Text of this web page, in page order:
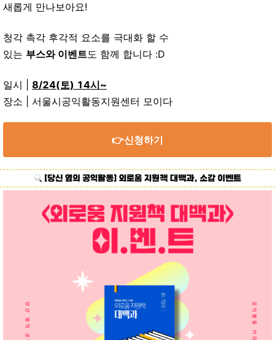
새롭게 만나보아요!
청각 촉각 후각적 요소를 극대화 할 수
있는 부스와 이벤트도 함께 합니다 :D
일시 | 8/24(토) 14시~
장소 | 서울시공익활동지원센터 모이다
👉신청하기